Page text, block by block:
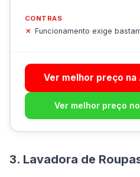
CONTRAS
Funcionamento exige
Ver melhor preço na
Ver melhor preço
3. Lavadora de